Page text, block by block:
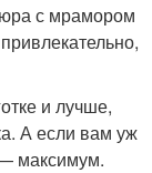
с мрамором
и лучше,
А если вам уж
максимум.